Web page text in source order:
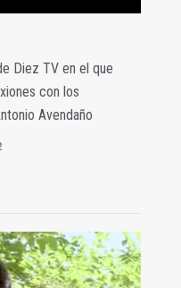
Diez TV en el que
con los
Avendaño